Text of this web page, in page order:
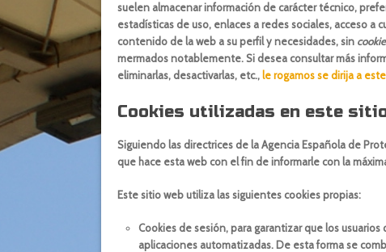
suelen almacenar información de carácter técnico,
estadísticas de uso, enlaces a redes sociales, acceso a
contenido de la web a su perfil y necesidades, sin
mermados notablemente. Si desea consultar más
eliminarlas, desactivarlas, etc., le rogamos se dirija a
Cookies utilizadas en este
Siguiendo las directrices de la Agencia Española de
que hace esta web con el fin de informarle con la
Este sitio web utiliza las siguientes cookies propias:
Cookies de sesión, para garantizar que los
aplicaciones automatizadas. De esta forma se